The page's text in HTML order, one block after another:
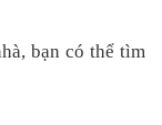
bạn có thể tìm